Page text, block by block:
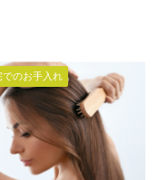
でのお手入れ